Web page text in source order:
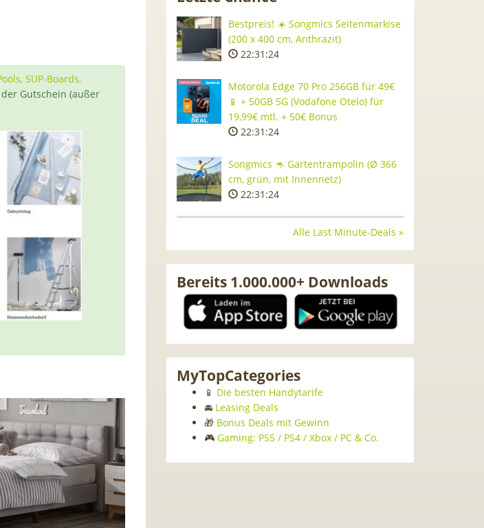
SUP-Boards,
Gutschein (außer
Bestpreis! ☀️ Songmics Seitenmarkise
(200 x 400 cm, Anthrazit)
22:31:23
Motorola Edge 70 Pro 256GB für 49€
📱 + 50GB 5G (Vodafone Otelo) für
19,99€ mtl. + 50€ Bonus
22:31:23
Songmics 🦘 Gartentrampolin (Ø 366
cm, grün, mit Innennetz)
22:31:23
Alle Last Minute-Deals »
Bereits 1.000.000+ Downloads
MyTopCategories
📱 Die besten Handytarife
🚘 Leasing Deals
🎁 Bonus Deals mit Gewinn
🎮 Gaming: PS5 / PS4 / Xbox / PC & Co.